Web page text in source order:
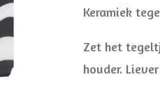
Keramiek
Zet het
houder.